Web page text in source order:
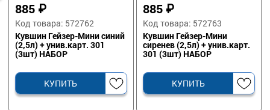
885 ₽
Код товара: 572762
Кувшин Гейзер-Мини синий
(2,5л) + унив.карт. 301
(3шт) НАБОР
КУПИТЬ
885 ₽
Код товара: 572763
Кувшин Гейзер-Мини
сиренев (2,5л) + унив.карт.
301 (3шт) НАБОР
КУПИТЬ